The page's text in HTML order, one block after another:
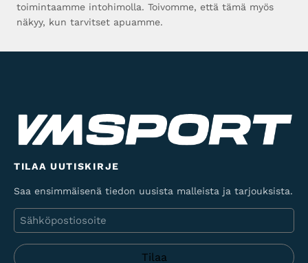
toimintaamme intohimolla. Toivomme, että tämä myös
näkyy, kun tarvitset apuamme.
TILAA UUTISKIRJE
Saa ensimmäisenä tiedon uusista malleista ja tarjouksista.
Sähköposti